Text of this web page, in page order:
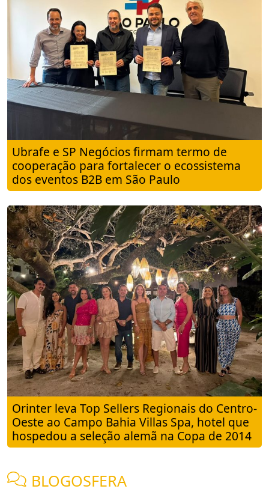
Ubrafe e SP Negócios firmam termo de
cooperação para fortalecer o ecossistema
dos eventos B2B em São Paulo
Orinter leva Top Sellers Regionais do Centro-
Oeste ao Campo Bahia Villas Spa, hotel que
hospedou a seleção alemã na Copa de 2014
BLOGOSFERA